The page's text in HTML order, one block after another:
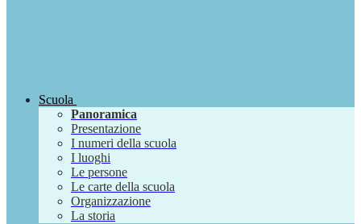
Scuola
Panoramica
Presentazione
I numeri della scuola
I luoghi
Le persone
Le carte della scuola
Organizzazione
La storia